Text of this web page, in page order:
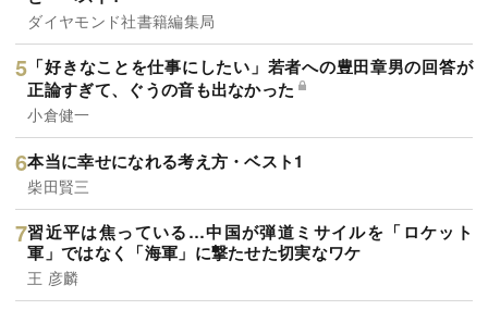
ダイヤモンド社書籍編集局
「好きなことを仕事にしたい」若者への豊田章男の回答が
正論すぎて、ぐうの音も出なかった
小倉健一
本当に幸せになれる考え方・ベスト1
柴田賢三
習近平は焦っている…中国が弾道ミサイルを「ロケット
軍」ではなく「海軍」に撃たせた切実なワケ
王 彦麟